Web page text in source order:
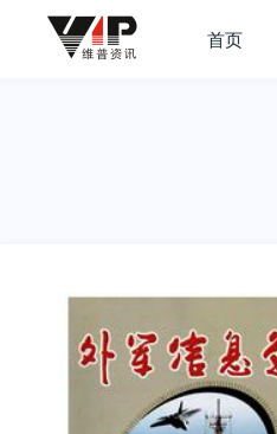
首页